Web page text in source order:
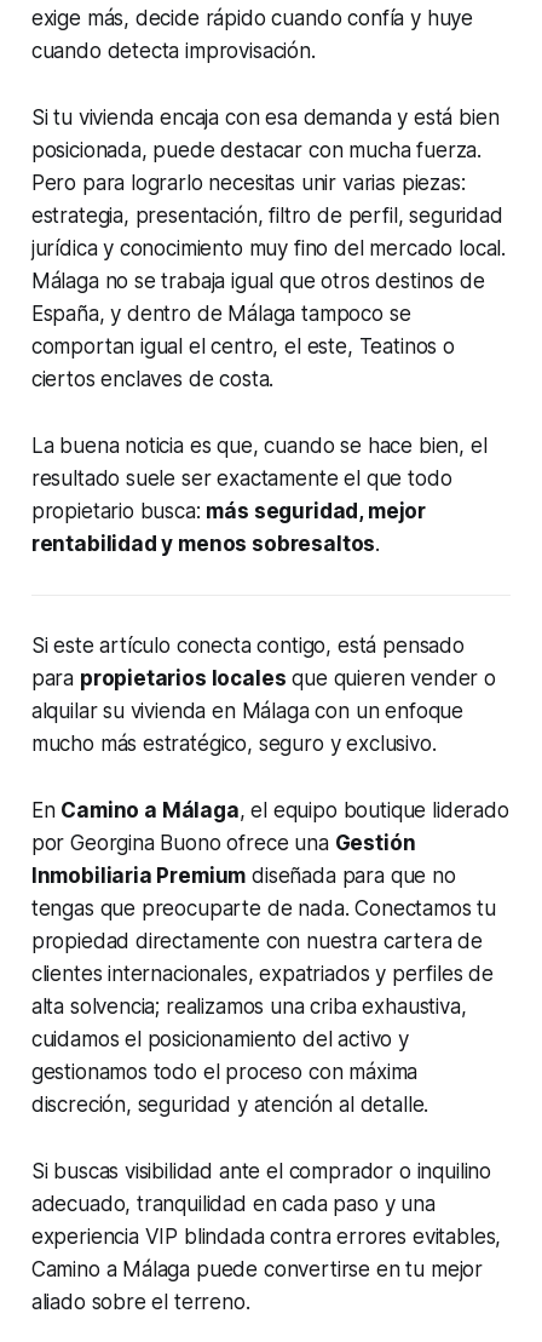
exige más, decide rápido cuando confía y huye
cuando detecta improvisación.
Si tu vivienda encaja con esa demanda y está bien
posicionada, puede destacar con mucha fuerza.
Pero para lograrlo necesitas unir varias piezas:
estrategia, presentación, filtro de perfil, seguridad
jurídica y conocimiento muy fino del mercado local.
Málaga no se trabaja igual que otros destinos de
España, y dentro de Málaga tampoco se
comportan igual el centro, el este, Teatinos o
ciertos enclaves de costa.
La buena noticia es que, cuando se hace bien, el
resultado suele ser exactamente el que todo
propietario busca: más seguridad, mejor
rentabilidad y menos sobresaltos.
Si este artículo conecta contigo, está pensado
para propietarios locales que quieren vender o
alquilar su vivienda en Málaga con un enfoque
mucho más estratégico, seguro y exclusivo.
En Camino a Málaga, el equipo boutique liderado
por Georgina Buono ofrece una Gestión
Inmobiliaria Premium diseñada para que no
tengas que preocuparte de nada. Conectamos tu
propiedad directamente con nuestra cartera de
clientes internacionales, expatriados y perfiles de
alta solvencia; realizamos una criba exhaustiva,
cuidamos el posicionamiento del activo y
gestionamos todo el proceso con máxima
discreción, seguridad y atención al detalle.
Si buscas visibilidad ante el comprador o inquilino
adecuado, tranquilidad en cada paso y una
experiencia VIP blindada contra errores evitables,
Camino a Málaga puede convertirse en tu mejor
aliado sobre el terreno.